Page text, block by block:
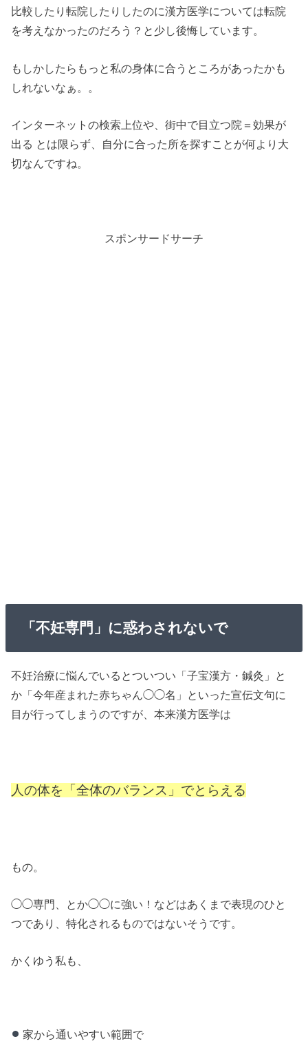
比較したり転院したりしたのに漢方医学については転院
を考えなかったのだろう？と少し後悔しています。
もしかしたらもっと私の身体に合うところがあったかも
しれないなぁ。。
インターネットの検索上位や、街中で目立つ院＝効果が
出る とは限らず、自分に合った所を探すことが何より大
切なんですね。
スポンサードサーチ
「不妊専門」に惑わされないで
不妊治療に悩んでいるとついつい「子宝漢方・鍼灸」と
か「今年産まれた赤ちゃん◯◯名」といった宣伝文句に
目が行ってしまうのですが、本来漢方医学は
人の体を「全体のバランス」でとらえる
もの。
◯◯専門、とか◯◯に強い！などはあくまで表現のひと
つであり、特化されるものではないそうです。
かくゆう私も、
家から通いやすい範囲で